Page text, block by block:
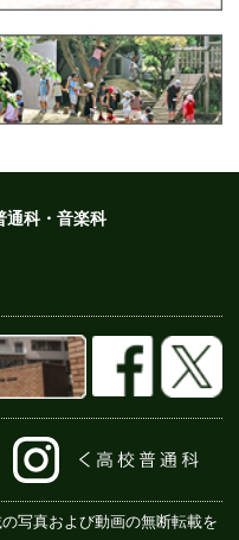
通科・音楽科
写真および動画の無断転載を